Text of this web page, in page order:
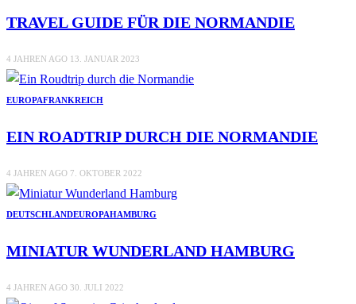
TRAVEL GUIDE FÜR DIE NORMANDIE
4 JAHREN AGO 13. JANUAR 2023
EUROPAFRANKREICH
EIN ROADTRIP DURCH DIE NORMANDIE
4 JAHREN AGO 7. OKTOBER 2022
DEUTSCHLANDEUROPAHAMBURG
MINIATUR WUNDERLAND HAMBURG
4 JAHREN AGO 30. JULI 2022